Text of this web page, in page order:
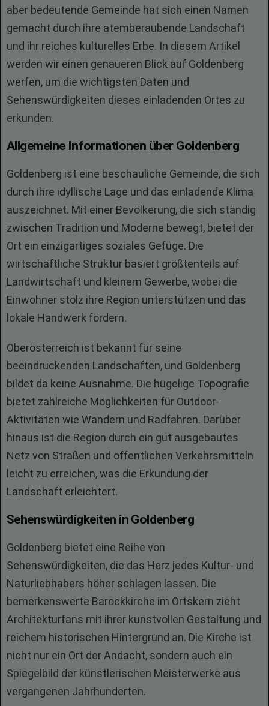
aber bedeutende Gemeinde hat sich einen Namen
gemacht durch ihre atemberaubende Landschaft
und ihr reiches kulturelles Erbe. In diesem Artikel
werden wir einen genaueren Blick auf Goldenberg
werfen, um die wichtigsten Daten und
Sehenswürdigkeiten dieses einladenden Ortes zu
erkunden.
Allgemeine Informationen über Goldenberg
Goldenberg ist eine beschauliche Gemeinde, die sich
durch ihre idyllische Lage und das einladende Klima
auszeichnet. Mit einer Bevölkerung, die sich ständig
zwischen Tradition und Moderne bewegt, bietet der
Ort ein einzigartiges soziales Gefüge. Die
wirtschaftliche Struktur basiert größtenteils auf
Landwirtschaft und kleinem Gewerbe, wobei die
Einwohner stolz ihre Region unterstützen und das
lokale Handwerk fördern.
Oberösterreich ist bekannt für seine
beeindruckenden Landschaften, und Goldenberg
bildet da keine Ausnahme. Die hügelige Topografie
bietet zahlreiche Möglichkeiten für Outdoor-
Aktivitäten wie Wandern und Radfahren. Darüber
hinaus ist die Region durch ein gut ausgebautes
Netz von Straßen und öffentlichen Verkehrsmitteln
leicht zu erreichen, was die Erkundung der
Landschaft erleichtert.
Sehenswürdigkeiten in Goldenberg
Goldenberg bietet eine Reihe von
Sehenswürdigkeiten, die das Herz jedes Kultur- und
Naturliebhabers höher schlagen lassen. Die
bemerkenswerte Barockkirche im Ortskern zieht
Architekturfans mit ihrer kunstvollen Gestaltung und
reichem historischen Hintergrund an. Die Kirche ist
nicht nur ein Ort der Andacht, sondern auch ein
Spiegelbild der künstlerischen Meisterwerke aus
vergangenen Jahrhunderten.